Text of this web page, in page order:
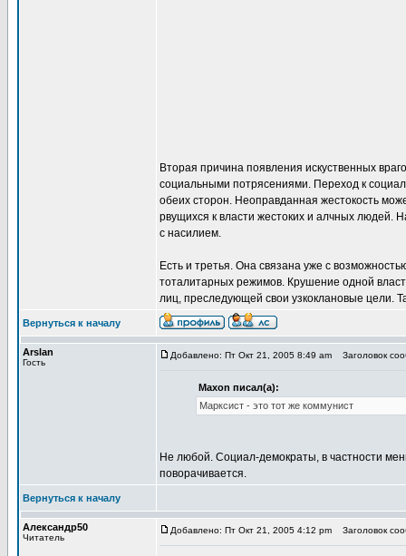
Вторая причина появления искуственных
социальными потрясениями. Переход к
обеих сторон. Неоправданная жестокость
рвущихся к власти жестоких и алчных людей.
с насилием.
Есть и третья. Она связана уже с
тоталитарных режимов. Крушение одной
лиц, преследующей свои узкоклановые цели.
Вернуться к началу
Arslan
Гость
Добавлено: Пт Окт 21, 2005 8:49 am Заголовок
Maxon писал(а):
Марксист - это тот же коммунист
Не любой. Социал-демократы, в частности
поворачивается.
Вернуться к началу
Александр50
Читатель
Добавлено: Пт Окт 21, 2005 4:12 pm Заголовок